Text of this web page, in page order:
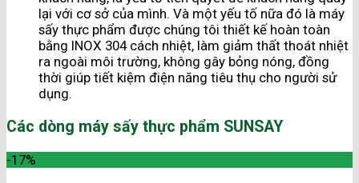
lại với cơ sở của mình. Và một yếu tố nữa đó là máy
sấy thực phẩm được chúng tôi thiết kế hoàn toàn
bằng INOX 304 cách nhiệt, làm giảm thất thoát nhiệt
ra ngoài môi trường, không gây bỏng nóng, đồng
thời giúp tiết kiệm điện năng tiêu thụ cho người sử
dụng.
Các dòng máy sấy thực phẩm SUNSAY
-17%